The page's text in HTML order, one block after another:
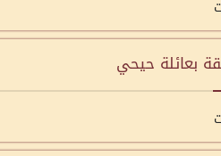
بعائلة حيحي